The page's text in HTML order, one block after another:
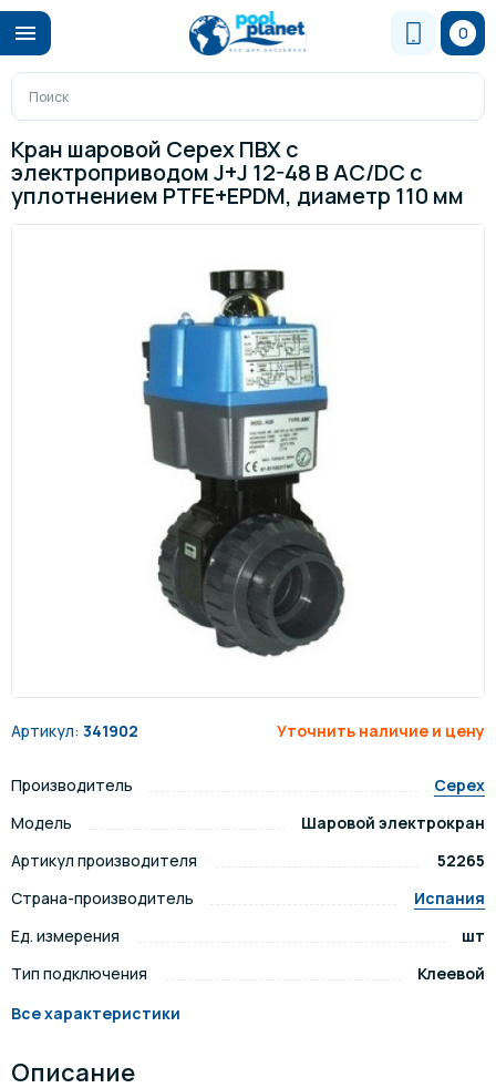
0
Кран шаровой Cepex ПВХ с
электроприводом J+J 12-48 В AC/DC с
уплотнением PTFE+EPDM, диаметр 110 мм
Артикул: 341902 Уточнить наличие и цену
Производитель
Cepex
Модель
Шаровой электрокран
Артикул производителя
52265
Страна-производитель
Испания
Ед. измерения
шт
Тип подключения
Клеевой
Все характеристики
Описание